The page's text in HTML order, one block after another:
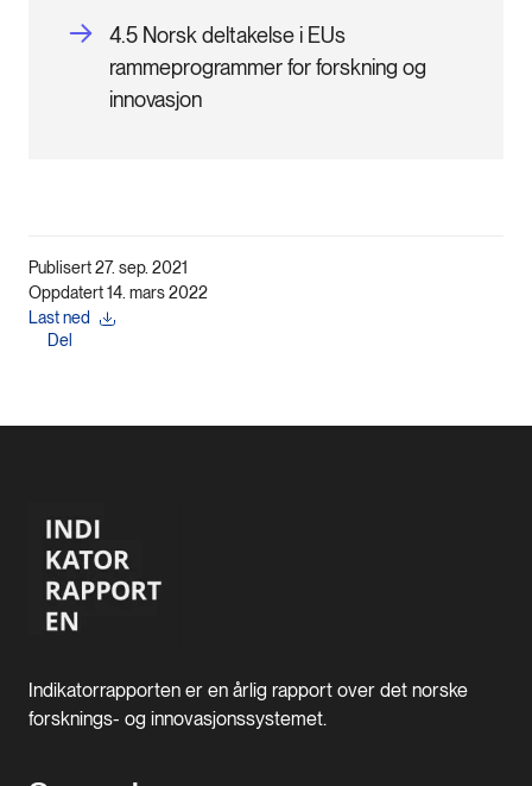
4.5 Norsk deltakelse i EUs
rammeprogrammer for forskning og
innovasjon
Publisert 27. sep. 2021
Oppdatert 14. mars 2022
Last ned
Del
Indikatorrapporten er en årlig rapport over det norske
forsknings- og innovasjonssystemet.